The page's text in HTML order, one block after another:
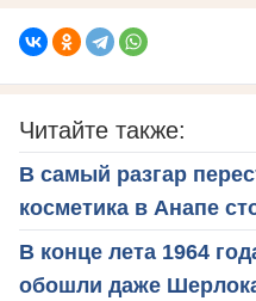
Читайте также:
В самый разгар
косметика в Анапе
В конце лета 1964
обошли даже